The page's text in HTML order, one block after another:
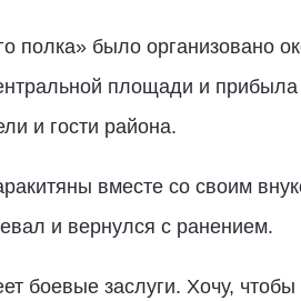
полка» было организовано
площади и
и гости района.
вместе со своим
и вернулся с ранением.
боевые заслуги. Хочу,